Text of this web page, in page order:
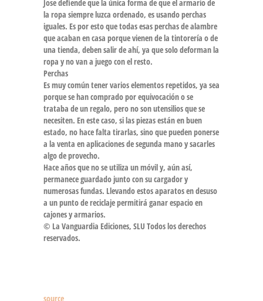
Jose defiende que la única forma de que el armario de
la ropa siempre luzca ordenado, es usando perchas
iguales. Es por esto que todas esas perchas de alambre
que acaban en casa porque vienen de la tintorería o de
una tienda, deben salir de ahí, ya que solo deforman la
ropa y no van a juego con el resto.
Perchas
Es muy común tener varios elementos repetidos, ya sea
porque se han comprado por equivocación o se
trataba de un regalo, pero no son utensilios que se
necesiten. En este caso, si las piezas están en buen
estado, no hace falta tirarlas, sino que pueden ponerse
a la venta en aplicaciones de segunda mano y sacarles
algo de provecho.
Hace años que no se utiliza un móvil y, aún así,
permanece guardado junto con su cargador y
numerosas fundas. Llevando estos aparatos en desuso
a un punto de reciclaje permitirá ganar espacio en
cajones y armarios.
© La Vanguardia Ediciones, SLU Todos los derechos
reservados.
source